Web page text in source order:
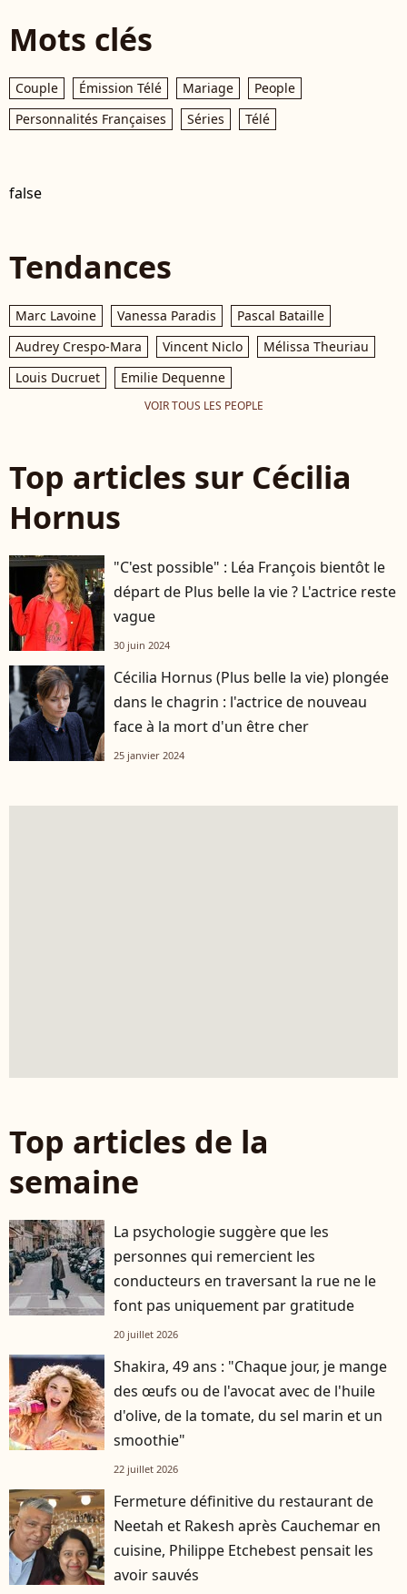
Mots clés
Couple Émission Télé Mariage
People
Personnalités Françaises
Séries Télé
false
Tendances
Marc Lavoine Vanessa Paradis
Pascal Bataille
Audrey Crespo-Mara
Vincent Niclo
Mélissa Theuriau
Louis Ducruet
Emilie Dequenne
VOIR TOUS LES PEOPLE
Top articles sur Cécilia
Hornus
"C'est possible" : Léa François bientôt le
départ de Plus belle la vie ? L'actrice reste
vague
30 juin 2024
Cécilia Hornus (Plus belle la vie) plongée
dans le chagrin : l'actrice de nouveau
face à la mort d'un être cher
25 janvier 2024
Top articles de la
semaine
La psychologie suggère que les
personnes qui remercient les
conducteurs en traversant la rue ne le
font pas uniquement par gratitude
20 juillet 2026
Shakira, 49 ans : "Chaque jour, je mange
des œufs ou de l'avocat avec de l'huile
d'olive, de la tomate, du sel marin et un
smoothie"
22 juillet 2026
Fermeture définitive du restaurant de
Neetah et Rakesh après Cauchemar en
cuisine, Philippe Etchebest pensait les
avoir sauvés